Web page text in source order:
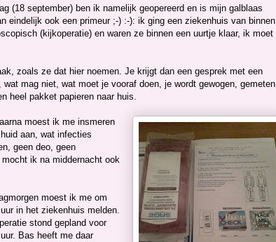
(18 september) ben ik namelijk geopereerd en is mijn galblaas
eindelijk ook een primeur ;-) :-): ik ging een ziekenhuis van binnen
(kijkoperatie) en waren ze binnen een uurtje klaar, ik moet
zoals ze dat hier noemen. Je krijgt dan een gesprek met een
mag niet, wat moet je vooraf doen, je wordt gewogen, gemeten
heel pakket papieren naar huis.
moest ik me insmeren
aan, wat infecties
geen deo, geen
ik na middernacht ook
moest ik me om
in het ziekenhuis melden.
stond gepland voor
Bas heeft me daar